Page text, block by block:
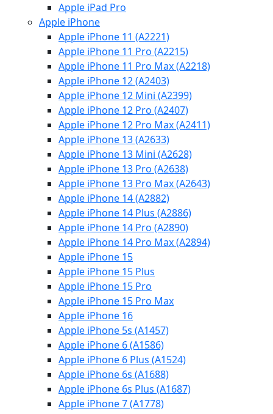
Apple iPad Pro
Apple iPhone
Apple iPhone 11 (A2221)
Apple iPhone 11 Pro (A2215)
Apple iPhone 11 Pro Max (A2218)
Apple iPhone 12 (A2403)
Apple iPhone 12 Mini (A2399)
Apple iPhone 12 Pro (A2407)
Apple iPhone 12 Pro Max (A2411)
Apple iPhone 13 (A2633)
Apple iPhone 13 Mini (A2628)
Apple iPhone 13 Pro (A2638)
Apple iPhone 13 Pro Max (A2643)
Apple iPhone 14 (A2882)
Apple iPhone 14 Plus (A2886)
Apple iPhone 14 Pro (A2890)
Apple iPhone 14 Pro Max (A2894)
Apple iPhone 15
Apple iPhone 15 Plus
Apple iPhone 15 Pro
Apple iPhone 15 Pro Max
Apple iPhone 16
Apple iPhone 5s (A1457)
Apple iPhone 6 (A1586)
Apple iPhone 6 Plus (A1524)
Apple iPhone 6s (A1688)
Apple iPhone 6s Plus (A1687)
Apple iPhone 7 (A1778)